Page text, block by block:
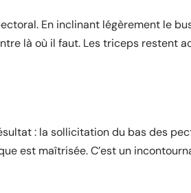
En inclinant légèrement le
là où il faut. Les triceps restent
: la sollicitation du bas des
est maîtrisée. C’est un